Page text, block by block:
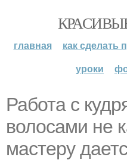
главная как сделать
уроки
Работа с
волосами не
мастеру